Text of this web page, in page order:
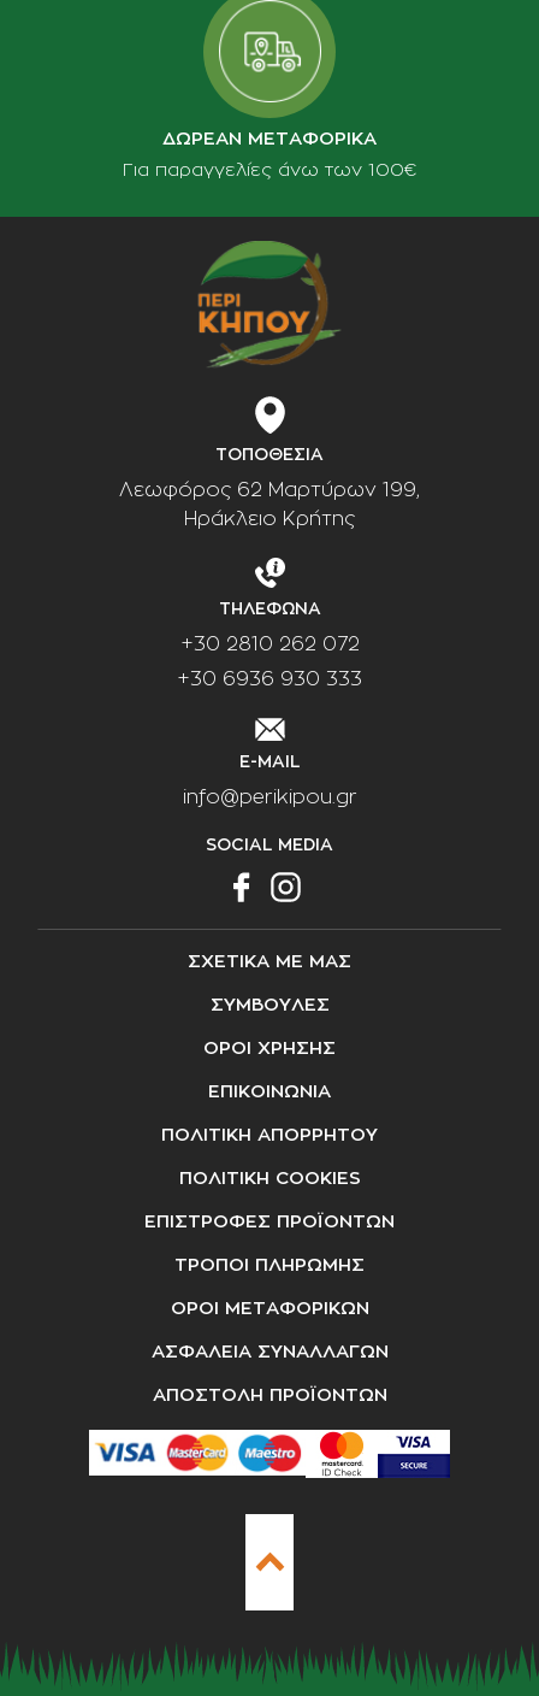
ΔΩΡΕΑΝ ΜΕΤΑΦΟΡΙΚΑ
Για παραγγελίες άνω των 100€
ΤΟΠΟΘΕΣΙΑ
Λεωφόρος 62 Μαρτύρων 199,
Ηράκλειο Κρήτης
ΤΗΛΕΦΩΝΑ
+30 2810 262 072
+30 6936 930 333
E-MAIL
info@perikipou.gr
SOCIAL MEDIA
ΣΧΕΤΙΚΑ ΜΕ ΜΑΣ
ΣΥΜΒΟΥΛΕΣ
ΟΡΟΙ ΧΡΗΣΗΣ
ΕΠΙΚΟΙΝΩΝΙΑ
ΠΟΛΙΤΙΚΗ ΑΠΟΡΡΗΤΟΥ
ΠΟΛΙΤΙΚΗ COOKIES
ΕΠΙΣΤΡΟΦΕΣ ΠΡΟΪΟΝΤΩΝ
ΤΡΟΠΟΙ ΠΛΗΡΩΜΗΣ
ΟΡΟΙ ΜΕΤΑΦΟΡΙΚΩΝ
ΑΣΦΑΛΕΙΑ ΣΥΝΑΛΛΑΓΩΝ
ΑΠΟΣΤΟΛΗ ΠΡΟΪΟΝΤΩΝ